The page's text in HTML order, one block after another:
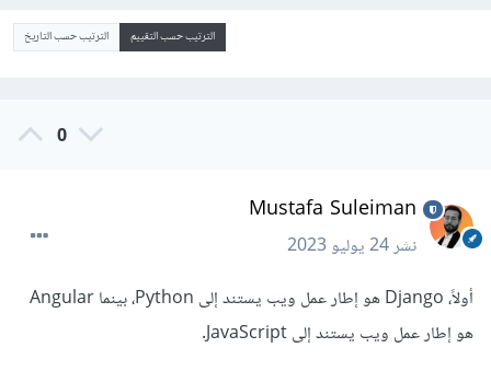
الترتيب حسب التقييم الترتيب حسب التاريخ
0
Mustafa Suleiman
نشر24 يوليو 2023
أولاً، Django هو إطار عمل ويب يستند إلى Python، بينما Angular
هو إطار عمل ويب يستند إلى JavaScript.